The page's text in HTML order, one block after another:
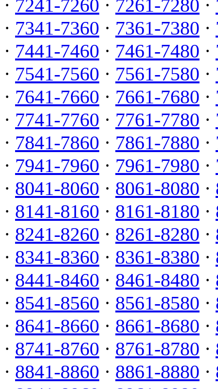
· 7241-7260 · 7261-7280 ·
· 7341-7360 · 7361-7380 ·
· 7441-7460 · 7461-7480 ·
· 7541-7560 · 7561-7580 ·
· 7641-7660 · 7661-7680 ·
· 7741-7760 · 7761-7780 ·
· 7841-7860 · 7861-7880 ·
· 7941-7960 · 7961-7980 ·
· 8041-8060 · 8061-8080 ·
· 8141-8160 · 8161-8180 ·
· 8241-8260 · 8261-8280 ·
· 8341-8360 · 8361-8380 ·
· 8441-8460 · 8461-8480 ·
· 8541-8560 · 8561-8580 ·
· 8641-8660 · 8661-8680 ·
· 8741-8760 · 8761-8780 ·
· 8841-8860 · 8861-8880 ·